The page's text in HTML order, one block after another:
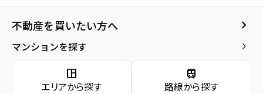
space_dashboard
エリアから探す
賃貸検索（テナント・事業用）
不動産を買いたい方へ keyboard_arrow_right
マンションを探す keyboard_arrow_right
space_dashboard
エリアから探す
train
路線から探す
仙台市泉区
市名坂